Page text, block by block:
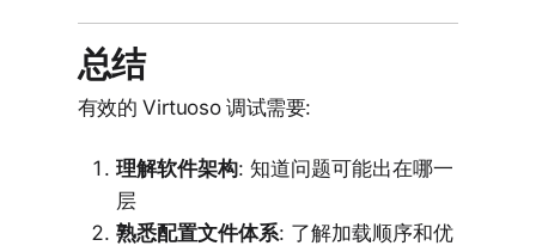
总结
有效的 Virtuoso 调试需要:
理解软件架构: 知道问题可能出在哪一
层
熟悉配置文件体系: 了解加载顺序和优